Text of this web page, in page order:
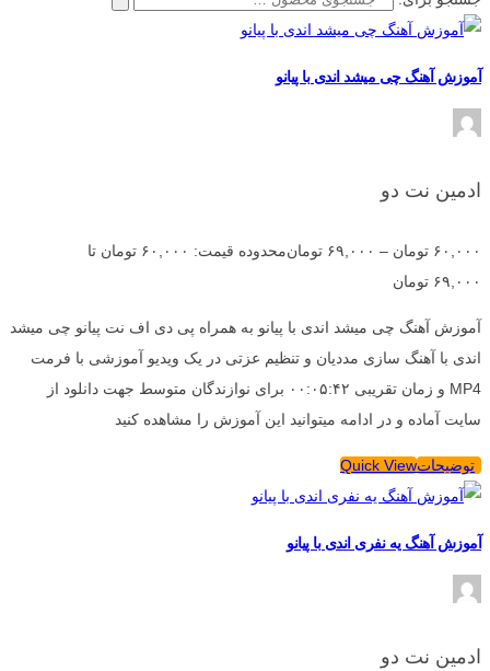
آموزش آهنگ چی میشد اندی با پیانو
ادمین نت دو
۶۰,۰۰۰ تومان – ۶۹,۰۰۰ تومان
محدوده قیمت: ۶۰,۰۰۰ تومان تا
۶۹,۰۰۰ تومان
آموزش آهنگ چی میشد اندی با پیانو به همراه پی دی اف نت پیانو چی میشد
اندی با آهنگ سازی مددیان و تنظیم عزتی در یک ویدیو آموزشی با فرمت
MP4 و زمان تقریبی ۰۰:۰۵:۴۲ برای نوازندگان متوسط جهت دانلود از
سایت آماده و در ادامه میتوانید این آموزش را مشاهده کنید
توضیحاتQuick View
آموزش آهنگ یه نفری اندی با پیانو
ادمین نت دو